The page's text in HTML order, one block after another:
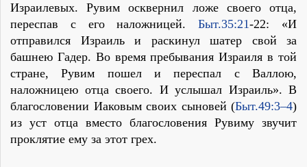
Израилевых. Рувим осквернил ложе своего отца,
переспав с его наложницей.
Быт.35:21-22: «И
отправился Израиль и раскинул шатер свой за
башнею Гадер. Во время пребывания Израиля в той
стране, Рувим пошел и переспал с Валлою,
наложницею отца своего. И услышал Израиль». В
благословении Иаковым своих сыновей (Быт.49:3–4)
из уст отца вместо благословения Рувиму звучит
проклятие ему за этот грех.